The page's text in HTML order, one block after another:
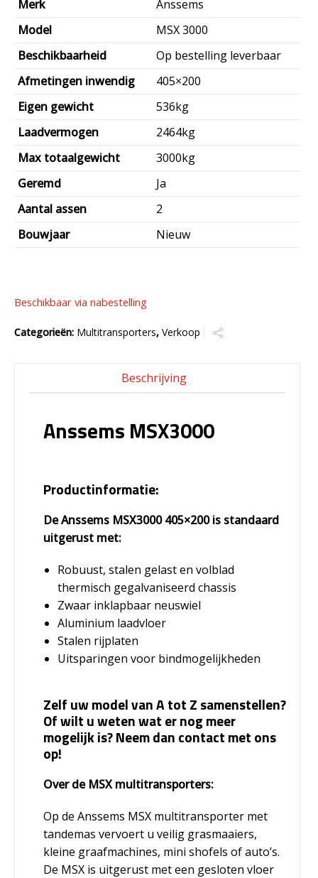
prijs
is:
€4.085,00.
Merk
Anssems
Model
MSX 3000
Beschikbaarheid
Op bestelling leverbaar
Afmetingen inwendig
405×200
Eigen gewicht
536kg
Laadvermogen
2464kg
Max totaalgewicht
3000kg
Geremd
Ja
Aantal assen
2
Bouwjaar
Nieuw
Beschikbaar via nabestelling
Categorieën: Multitransporters, Verkoop
Beschrijving
Anssems MSX3000
Productinformatie:
De Anssems MSX3000 405×200 is standaard
uitgerust met:
Robuust, stalen gelast en volblad
thermisch gegalvaniseerd chassis
Zwaar inklapbaar neuswiel
Aluminium laadvloer
Stalen rijplaten
Uitsparingen voor bindmogelijkheden
Zelf uw model van A tot Z samenstellen?
Of wilt u weten wat er nog meer
mogelijk is? Neem dan contact met ons
op!
Over de MSX multitransporters:
Op de Anssems MSX multitransporter met
tandemas vervoert u veilig grasmaaiers,
kleine graafmachines, mini shofels of auto’s.
De MSX is uitgerust met een gesloten vloer